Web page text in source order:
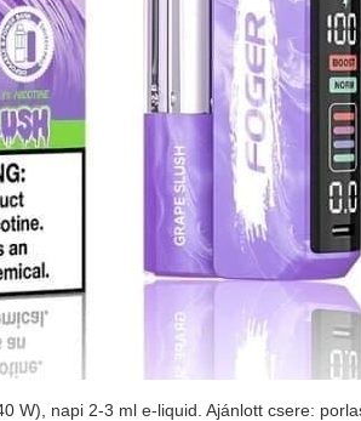
W), napi 2-3 ml e-liquid. Ajánlott csere: